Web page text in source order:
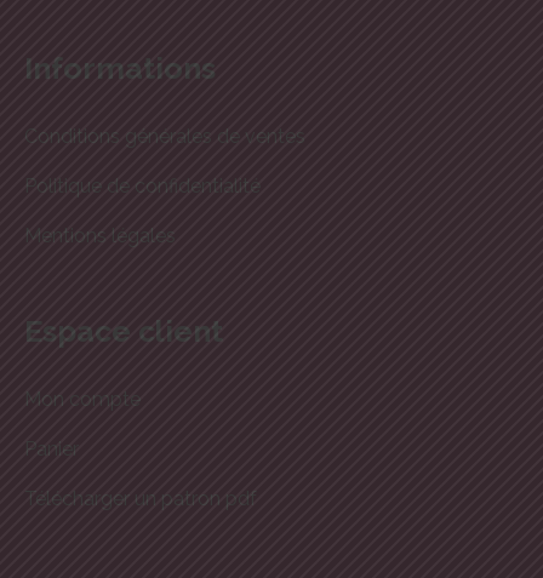
Informations
Conditions générales de ventes
Politique de confidentialité
Mentions légales
Espace client
Mon compte
Panier
Télécharger un patron pdf